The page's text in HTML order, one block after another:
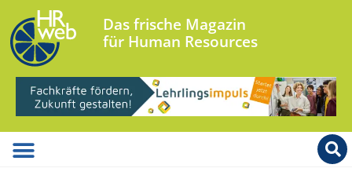
Das frische Magazin
für Human Resources